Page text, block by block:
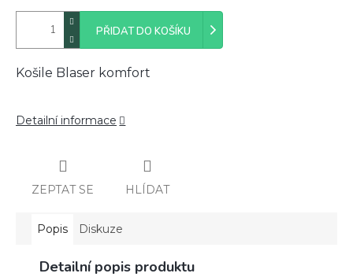
PŘIDAT DO KOŠÍKU
Košile Blaser komfort
Detailní informace
ZEPTAT SE HLÍDAT
Popis Diskuze
Detailní popis produktu